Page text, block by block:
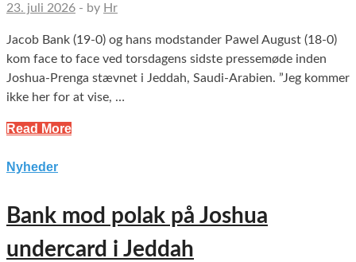
23. juli 2026 - by Hr
Jacob Bank (19-0) og hans modstander Pawel August (18-0)
kom face to face ved torsdagens sidste pressemøde inden
Joshua-Prenga stævnet i Jeddah, Saudi-Arabien. ”Jeg kommer
ikke her for at vise, …
Read More
Nyheder
Bank mod polak på Joshua
undercard i Jeddah